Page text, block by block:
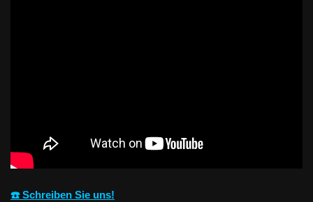
☎️ Schreiben Sie uns!